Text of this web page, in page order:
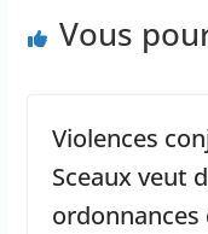
Vous
Violences
Sceaux veut